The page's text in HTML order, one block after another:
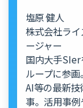
塩原 健人
株式会社ラ
ージャー
国内大手SIer
ループに参
AI等の最新
事。活用事